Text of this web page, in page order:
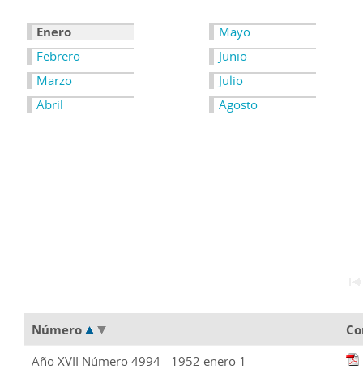
Enero
Febrero
Marzo
Abril
Mayo
Junio
Julio
Agosto
Número
Año XVII Número 4994 - 1952 enero 1